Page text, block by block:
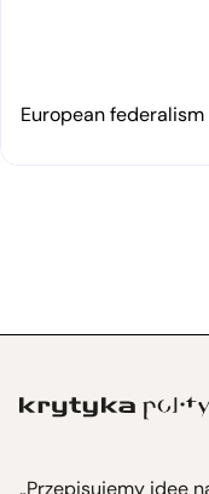
European
„Przepisujemy idee